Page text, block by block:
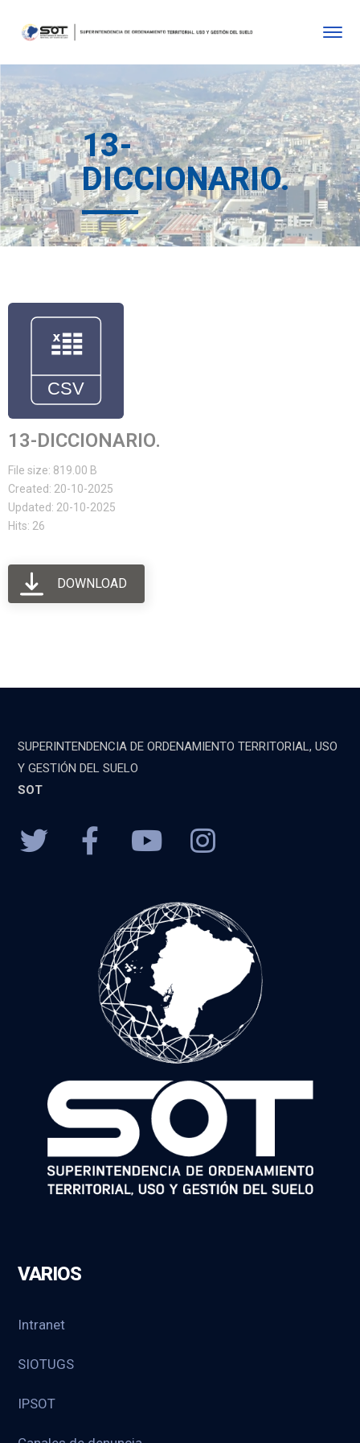
13-
DICCIONARIO.
13-DICCIONARIO.
File size: 819.00 B
Created: 20-10-2025
Updated: 20-10-2025
Hits: 26
DOWNLOAD
SUPERINTENDENCIA DE ORDENAMIENTO TERRITORIAL, USO
Y GESTIÓN DEL SUELO
SOT
VARIOS
Intranet
SIOTUGS
IPSOT